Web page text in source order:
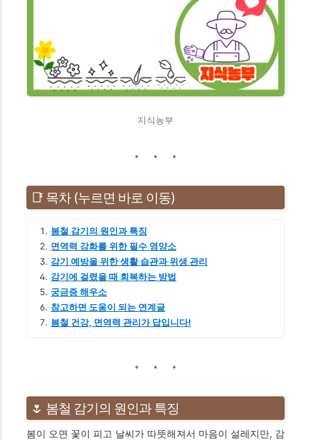
지식농부
📑 목차 (누르면 바로 이동)
봄철 감기의 원인과 특징
면역력 강화를 위한 필수 영양소
감기 예방을 위한 생활 습관과 위생 관리
감기에 걸렸을 때 회복하는 방법
궁금증 해우소
참고하면 도움이 되는 연계글
봄철 건강, 면역력 관리가 답입니다!
🌷 봄철 감기의 원인과 특징
봄이 오면 꽃이 피고 날씨가 따뜻해져서 마음이 설레지만, 감